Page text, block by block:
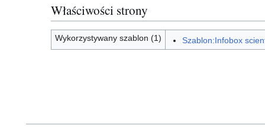
Właściwości strony
Wykorzystywany szablon (1) Szablon:Infobox